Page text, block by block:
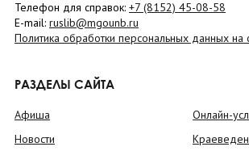
Телефон для справок: +7 (8152) 45-08-58
E-mail: ruslib@mgounb.ru
Политика обработки персональных данных
РАЗДЕЛЫ САЙТА
Афиша
Новости
Онлайн-